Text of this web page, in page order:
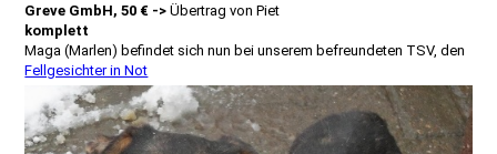
Greve GmbH, 50 € ->Übertrag von Piet
komplett
Maga (Marlen) befindet sich nun bei unserem befreundeten TSV, den
Fellgesichter in Not